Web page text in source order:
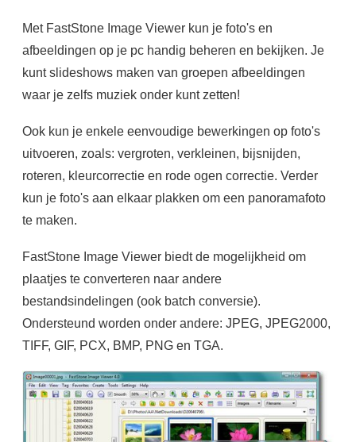
Met FastStone Image Viewer kun je foto's en
afbeeldingen op je pc handig beheren en bekijken. Je
kunt slideshows maken van groepen afbeeldingen
waar je zelfs muziek onder kunt zetten!
Ook kun je enkele eenvoudige bewerkingen op foto's
uitvoeren, zoals: vergroten, verkleinen, bijsnijden,
roteren, kleurcorrectie en rode ogen correctie. Verder
kun je foto's aan elkaar plakken om een panoramafoto
te maken.
FastStone Image Viewer biedt de mogelijkheid om
plaatjes te converteren naar andere
bestandsindelingen (ook batch conversie).
Ondersteund worden onder andere: JPEG, JPEG2000,
TIFF, GIF, PCX, BMP, PNG en TGA.